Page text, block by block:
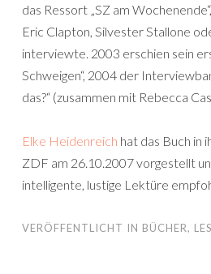
das Ressort „SZ am
Eric Clapton, Silvester Stallone
interviewte. 2003 erschien sein
Schweigen“, 2004 der
das?“ (zusammen mit Rebecca
Elke Heidenreich hat das Buch in
ZDF am 26.10.2007 vorgestellt
intelligente, lustige Lektüre
VERÖFFENTLICHT IN BÜCHER,